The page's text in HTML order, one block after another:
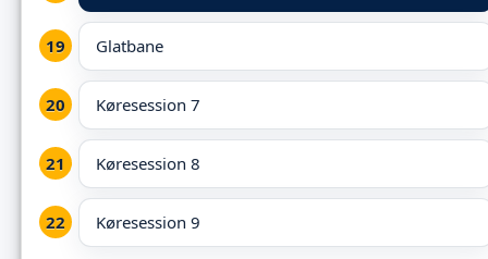
Glatbane
Køresession 7
Køresession 8
Køresession 9